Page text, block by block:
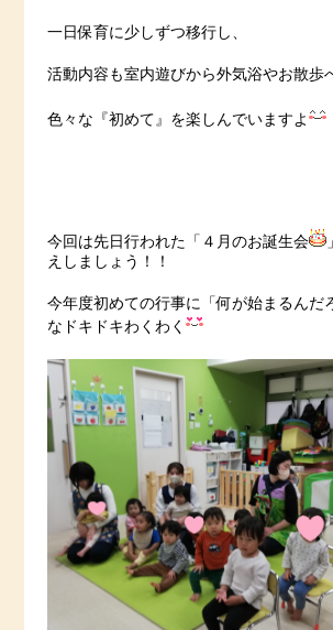
一日保育に少しずつ移行し、
活動内容も室内遊びから外気浴やお散歩
色々な『初めて』を楽しんでいますよ
今回は先日行われた「４月のお誕生会
えしましょう！！
今年度初めての行事に「何が始まるんだ
なドキドキわくわく